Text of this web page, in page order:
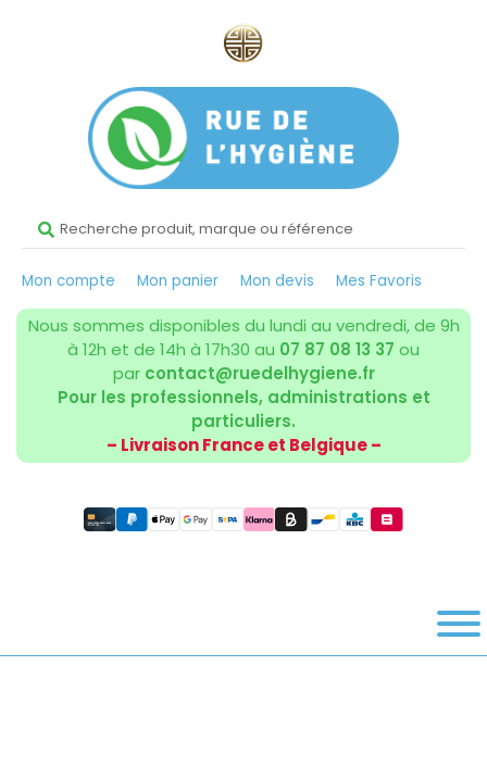
Mon compte Mon panier Mon devis Mes Favoris
Nous sommes disponibles du lundi au vendredi, de 9h
à 12h et de 14h à 17h30 au 07 87 08 13 37 ou
par contact@ruedelhygiene.fr
Pour les professionnels, administrations et
particuliers.
– Livraison France et Belgique –